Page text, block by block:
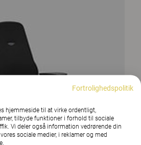
Fortrolighedspolitik
hjemmeside til at virke ordentligt,
tilbyde funktioner i forhold til sociale
Vi deler også information vedrørende din
sociale medier, i reklamer og med